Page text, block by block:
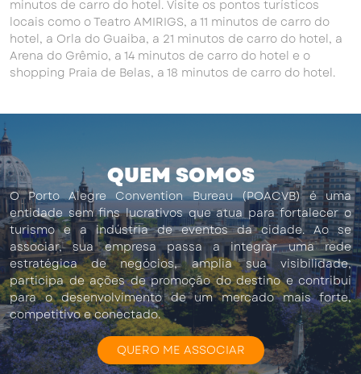
minutos de carro do hotel. Visite os pontos turísticos
locais como o Teatro AMIRIGS, a 11 minutos de carro do
hotel, a Orla do Guaiba, a 21 minutos de carro do hotel, a
Arena do Grêmio, a 14 minutos de carro do hotel e o
shopping Praia de Belas, a 18 minutos de carro do hotel.
QUEM SOMOS
O Porto Alegre Convention Bureau (POACVB) é uma
entidade sem fins lucrativos que atua para fortalecer o
turismo e a indústria de eventos da cidade. Ao se
associar, sua empresa passa a integrar uma rede
estratégica de negócios, amplia sua visibilidade,
participa de ações de promoção do destino e contribui
para o desenvolvimento de um mercado mais forte,
competitivo e conectado.
QUERO ME ASSOCIAR